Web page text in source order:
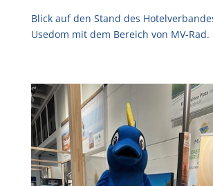
Blick auf den Stand des
Usedom mit dem Bereich von MV-Rad.